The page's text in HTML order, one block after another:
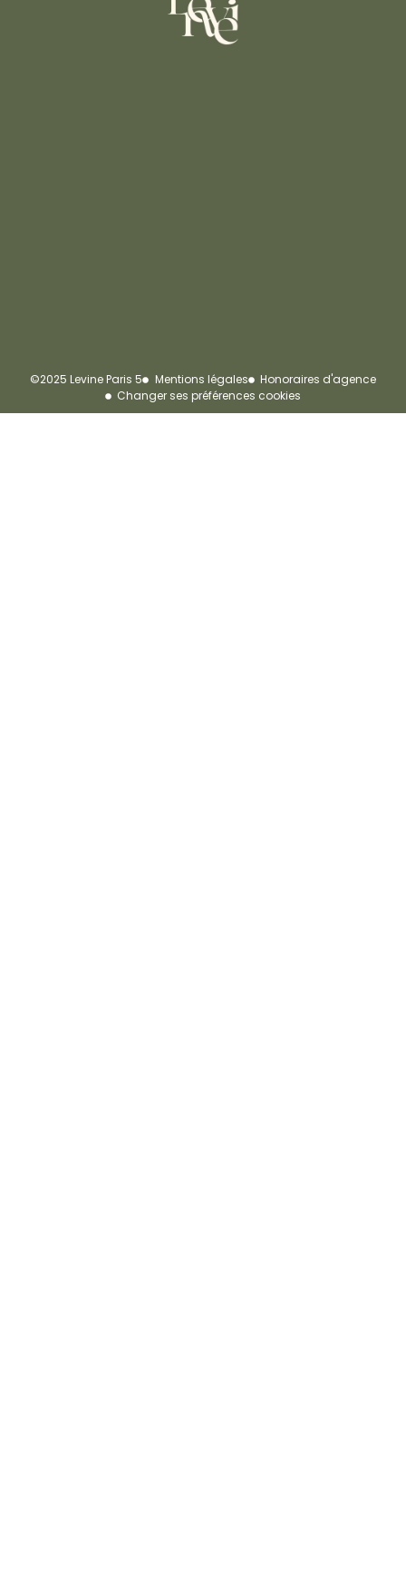
©2025 Levine Paris 5 Mentions légales
Honoraires d'agence
Changer ses préférences cookies